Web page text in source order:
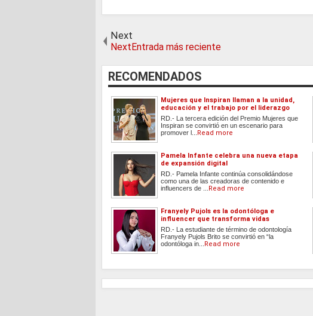
Next
NextEntrada más reciente
RECOMENDADOS
Mujeres que Inspiran llaman a la unidad,
educación y el trabajo por el liderazgo
RD.- La tercera edición del Premio Mujeres que
Inspiran se convirtió en un escenario para
promover l... Read more
Pamela Infante celebra una nueva etapa
de expansión digital
RD.- Pamela Infante continúa consolidándose
como una de las creadoras de contenido e
influencers de ... Read more
Franyely Pujols es la odontóloga e
influencer que transforma vidas
RD.- La estudiante de término de odontología
Franyely Pujols Brito se convirtió en “la
odontóloga in... Read more